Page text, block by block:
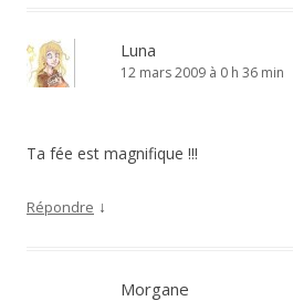
Luna
12 mars 2009 à 0 h 36 min
Ta fée est magnifique !!!
Répondre ↓
Morgane